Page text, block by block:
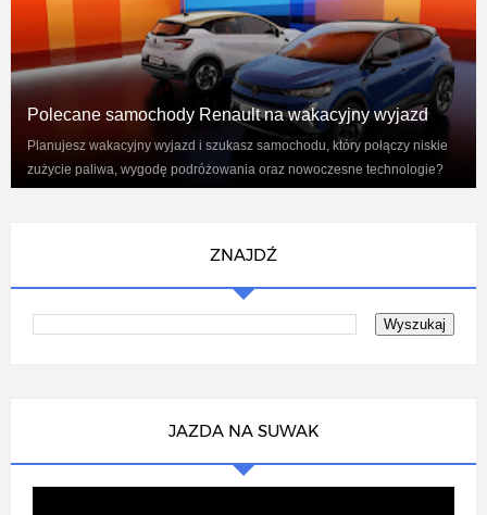
Polecane samochody Renault na wakacyjny wyjazd
Planujesz wakacyjny wyjazd i szukasz samochodu, który połączy niskie
zużycie paliwa, wygodę podróżowania oraz nowoczesne technologie?
ZNAJDŹ
JAZDA NA SUWAK